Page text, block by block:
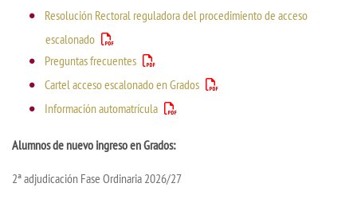
Resolución Rectoral reguladora del procedimiento de acceso
escalonado
Preguntas frecuentes
Cartel acceso escalonado en Grados
Información automatrícula
Alumnos de nuevo ingreso en Grados:
2ª adjudicación Fase Ordinaria 2026/27